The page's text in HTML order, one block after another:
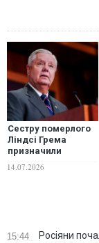
Сестру померлого
Ліндсі Грема
призначили
сенаторкою США
замість нього
14.07.2026
15:44
Росіяни